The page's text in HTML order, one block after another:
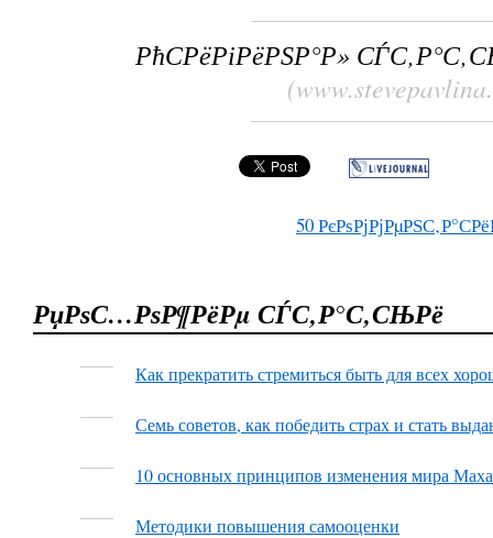
РћСРёРіРёРЅР°Р»
50
РџРѕС…РѕР¶РёРµ СЃС‚Р°С‚СЊРё
Как прекратить стремиться быть для всех
Семь советов, как победить страх и стать
10 основных принципов изменения мира
Методики повышения самооценки